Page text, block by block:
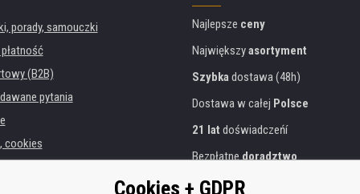
porady, samouczki
(B2B)
pytania
cookies
Najlepsze ceny
Największyasortyment
Szybkadostawa (48h)
Dostawa w całej Polsce
21 lat doświadczeńí
Bezpłatnedoradztwo
Przyjazne podejście
Cookies + GDPR